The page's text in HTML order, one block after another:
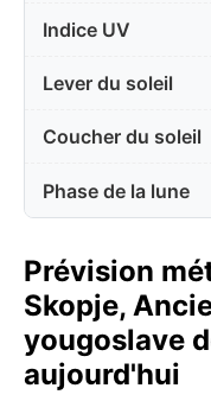
Indice UV
Lever du soleil
Coucher du soleil
Phase de la lune
Prévision
Skopje,
yougoslave
aujourd'hui